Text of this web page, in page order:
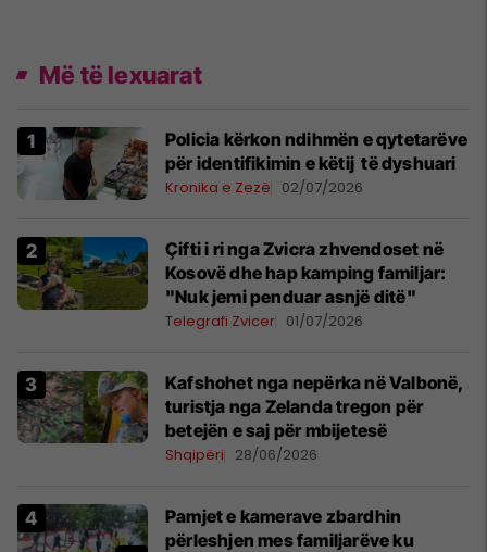
Më të lexuarat
Policia kërkon ndihmën e qytetarëve
për identifikimin e këtij të dyshuari
Kronika e Zezë 02/07/2026
Çifti i ri nga Zvicra zhvendoset në
Kosovë dhe hap kamping familjar:
"Nuk jemi penduar asnjë ditë"
Telegrafi Zvicer 01/07/2026
Kafshohet nga nepërka në Valbonë,
turistja nga Zelanda tregon për
betejën e saj për mbijetesë
Shqipëri 28/06/2026
Pamjet e kamerave zbardhin
përleshjen mes familjarëve ku